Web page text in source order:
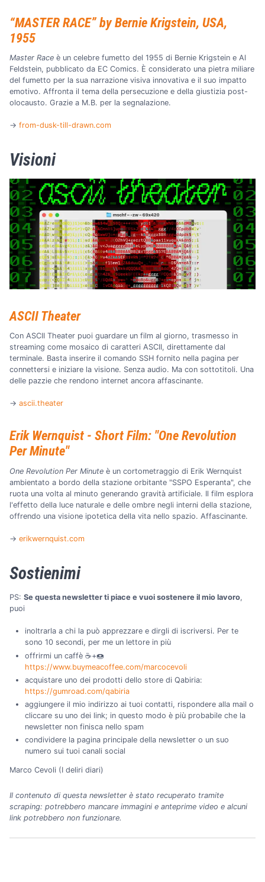
“MASTER RACE” by Bernie Krigstein, USA,
1955
Master Race è un celebre fumetto del 1955 di Bernie Krigstein e Al
Feldstein, pubblicato da EC Comics. È considerato una pietra miliare
del fumetto per la sua narrazione visiva innovativa e il suo impatto
emotivo. Affronta il tema della persecuzione e della giustizia post-
olocausto. Grazie a M.B. per la segnalazione.
→ from-dusk-till-drawn.com
Visioni
ASCII Theater
Con ASCII Theater puoi guardare un film al giorno, trasmesso in
streaming come mosaico di caratteri ASCII, direttamente dal
terminale. Basta inserire il comando SSH fornito nella pagina per
connettersi e iniziare la visione. Senza audio. Ma con sottotitoli. Una
delle pazzie che rendono internet ancora affascinante.
→ ascii.theater
Erik Wernquist - Short Film: "One Revolution
Per Minute"
One Revolution Per Minute è un cortometraggio di Erik Wernquist
ambientato a bordo della stazione orbitante "SSPO Esperanta", che
ruota una volta al minuto generando gravità artificiale. Il film esplora
l'effetto della luce naturale e delle ombre negli interni della stazione,
offrendo una visione ipotetica della vita nello spazio. Affascinante.
→ erikwernquist.com
Sostienimi
PS: Se questa newsletter ti piace e vuoi sostenere il mio lavoro,
puoi
inoltrarla a chi la può apprezzare e dirgli di iscriversi. Per te
sono 10 secondi, per me un lettore in più
offrirmi un caffè ☕+🍩
https://www.buymeacoffee.com/marcocevoli
acquistare uno dei prodotti dello store di Qabiria:
https://gumroad.com/qabiria
aggiungere il mio indirizzo ai tuoi contatti, rispondere alla mail o
cliccare su uno dei link; in questo modo è più probabile che la
newsletter non finisca nello spam
condividere la pagina principale della newsletter o un suo
numero sui tuoi canali social
Marco Cevoli (I deliri diari)
Il contenuto di questa newsletter è stato recuperato tramite
scraping: potrebbero mancare immagini e anteprime video e alcuni
link potrebbero non funzionare.